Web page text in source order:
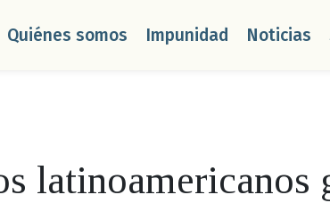
Quiénes somos Impunidad Noticias
latinoamericanos